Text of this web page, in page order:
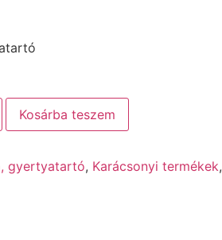
Kosárba teszem
gyertyatartó, Karácsonyi termékek,